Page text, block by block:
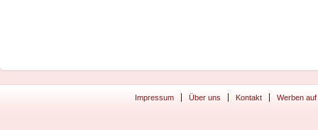
Impressum Über uns Kontakt Werben